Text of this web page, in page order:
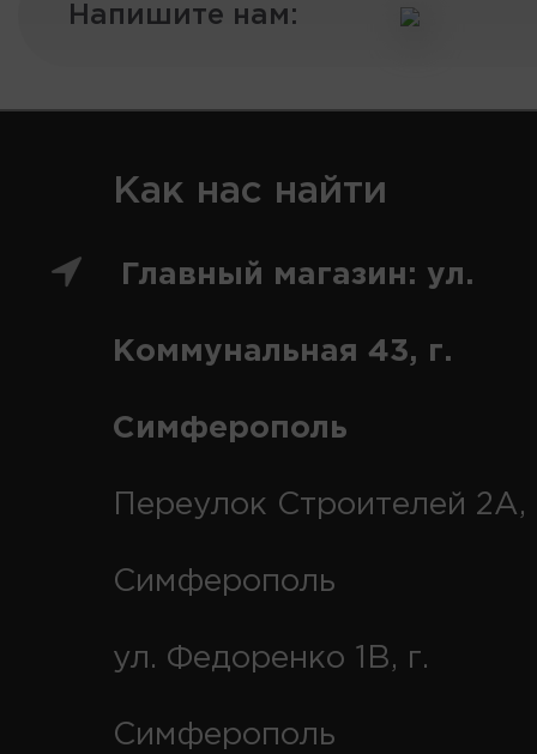
Напишите нам:
Как нас найти
Главный магазин: ул.
Коммунальная 43, г.
Симферополь
Переулок Строителей 2А,
Симферополь
ул. Федоренко 1В, г.
Симферополь